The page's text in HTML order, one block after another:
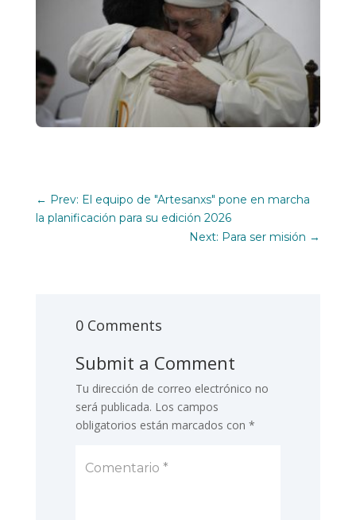
← Prev: El equipo de "Artesanxs" pone en marcha
la planificación para su edición 2026
Next: Para ser misión →
0 Comments
Submit a Comment
Tu dirección de correo electrónico no
será publicada. Los campos
obligatorios están marcados con *